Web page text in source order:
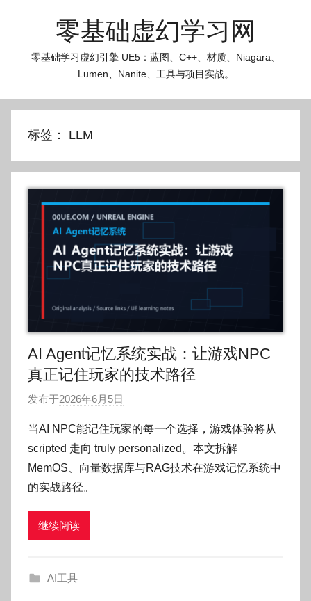
零基础虚幻学习网
零基础学习虚幻引擎 UE5：蓝图、C++、材质、Niagara、
Lumen、Nanite、工具与项目实战。
标签： LLM
AI Agent记忆系统实战：让游戏NPC
真正记住玩家的技术路径
发布于2026年6月5日
:
O
k
当AI NPC能记住玩家的每一个选择，游戏体验将从
scripted 走向 truly personalized。本文拆解
MemOS、向量数据库与RAG技术在游戏记忆系统中
的实战路径。
继续阅读
AI工具